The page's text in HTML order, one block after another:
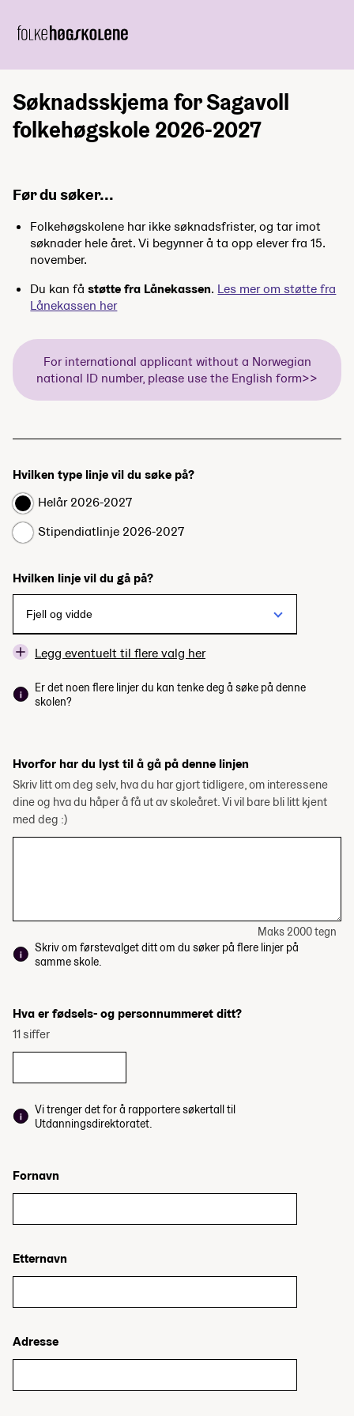
Søknadsskjema for Sagavoll
folkehøgskole 2026-2027
Før du søker...
Folkehøgskolene har ikke søknadsfrister, og tar imot
søknader hele året. Vi begynner å ta opp elever fra 15.
november.
Du kan fåstøtte fra Lånekassen. Les mer om støtte fra
Lånekassen her
For international applicant without a Norwegian
national ID number, please use the English form>>
Hvilken type linje vil du søke på?
Helår 2026-2027
Stipendiatlinje 2026-2027
Hvilken linje vil du gå på?
Legg eventuelt til flere valg her
Er det noen flere linjer du kan tenke deg å søke på denne
skolen?
Hvorfor har du lyst til å gå på denne linjen
Skriv litt om deg selv, hva du har gjort tidligere, om interessene
dine og hva du håper å få ut av skoleåret. Vi vil bare bli litt kjent
med deg :)
Maks 2000 tegn
Skriv om førstevalget ditt om du søker på flere linjer på
samme skole.
Hva er fødsels- og personnummeret ditt?
11 siffer
Vi trenger det for å rapportere søkertall til
Utdanningsdirektoratet.
Fornavn
Etternavn
Adresse